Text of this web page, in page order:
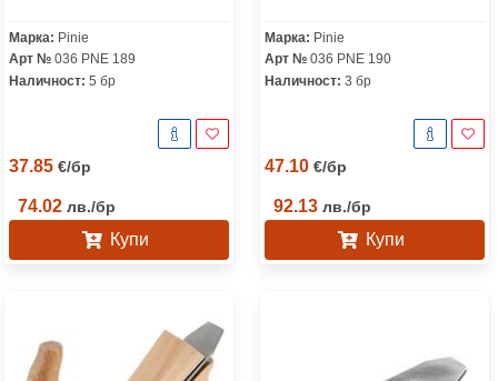
Марка: Pinie
Арт № 036 PNE 189
Наличност: 5 бр
37.85 €/бр
74.02 лв./бр
Купи
Марка: Pinie
Арт № 036 PNE 190
Наличност: 3 бр
47.10 €/бр
92.13 лв./бр
Купи